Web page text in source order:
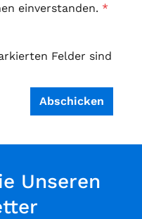
einverstanden. *
Felder sind
Abschicken
Unseren